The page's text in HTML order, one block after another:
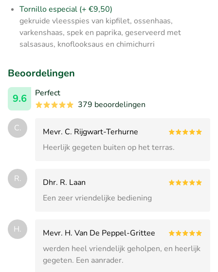
Tornillo especial (+ €9,50)
gekruide vleesspies van kipfilet, ossenhaas,
varkenshaas, spek en paprika, geserveerd met
salsasaus, knoflooksaus en chimichurri
Beoordelingen
9.6
Perfect
379 beoordelingen
C.
Mevr. C. Rijgwart-Terhurne
Heerlijk gegeten buiten op het terras.
R.
Dhr. R. Laan
Een zeer vriendelijke bediening
H.
Mevr. H. Van De Peppel-Grittee
werden heel vriendelijk geholpen, en heerlijk
gegeten. Een aanrader.